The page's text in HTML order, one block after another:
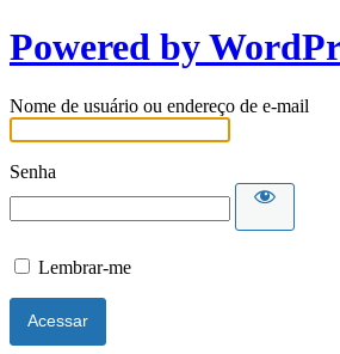
Powered by
Nome de usuário ou endereço de e-mail
Senha
Lembrar-me